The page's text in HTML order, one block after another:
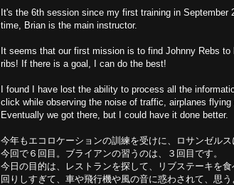
It's the 6th session since my first training in September
time, Brian is the main instructor.
It seems that our first mission is to find Johnny Rebs
ribs! If there is a goal, I can do the best!
I found I have lost the ability to process all the
click while observing the noise of traffic, airplanes flying
Eventually we got there, but I could have it done better.
今年もエコロケーションの訓練を受けに、ロサンゼルス
今回で６回目。ブライアンの習うのは、３回目です。
今日の目的は、レストランを探して、リブステーキを
回りしすぎて、車や飛行機や風の音に惑わされて、思